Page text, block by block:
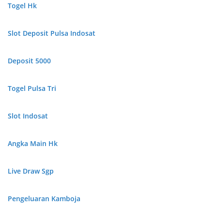
Togel Hk
Slot Deposit Pulsa Indosat
Deposit 5000
Togel Pulsa Tri
Slot Indosat
Angka Main Hk
Live Draw Sgp
Pengeluaran Kamboja